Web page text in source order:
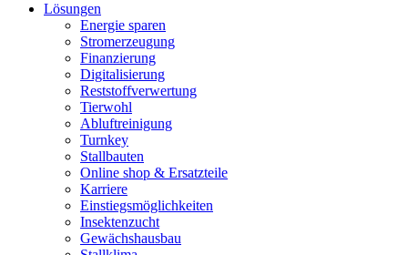
Lösungen
Energie sparen
Stromerzeugung
Finanzierung
Digitalisierung
Reststoffverwertung
Tierwohl
Abluftreinigung
Turnkey
Stallbauten
Online shop & Ersatzteile
Karriere
Einstiegsmöglichkeiten
Insektenzucht
Gewächshausbau